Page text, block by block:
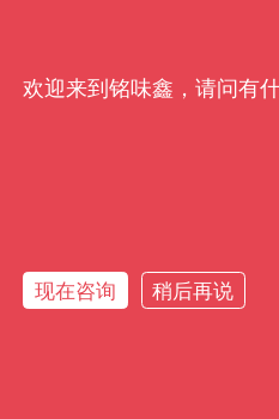
欢迎来到铭味鑫，请问有
现在咨询 稍后再说